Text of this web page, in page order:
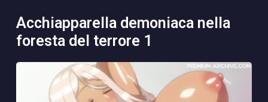
acchiapparella demoniaca nella
foresta del terrore 1